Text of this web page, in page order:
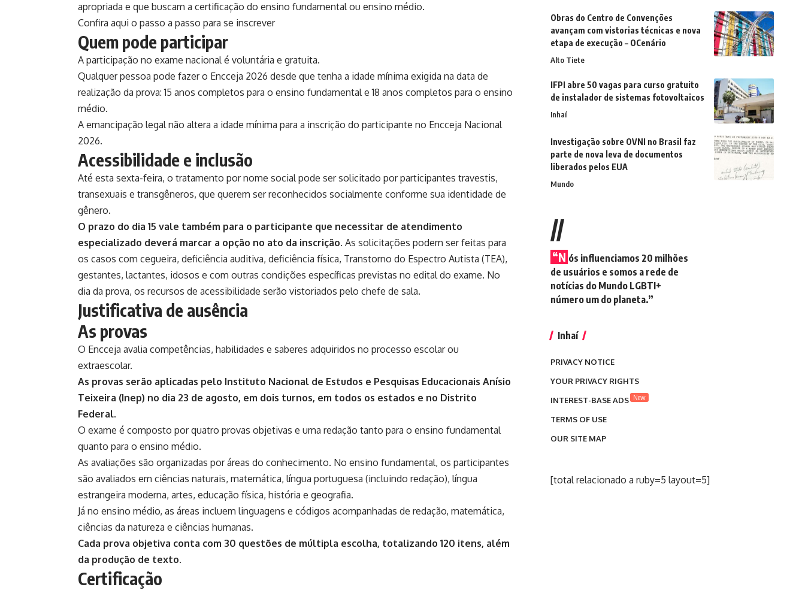
apropriada e que buscam a certificação do ensino fundamental ou ensino médio.
Confira aqui o passo a passo para se inscrever
Quem pode participar
A participação no exame nacional é voluntária e gratuita.
Qualquer pessoa pode fazer o Encceja 2026 desde que tenha a idade mínima exigida na data de
realização da prova: 15 anos completos para o ensino fundamental e 18 anos completos para o ensino
médio.
A emancipação legal não altera a idade mínima para a inscrição do participante no Encceja Nacional
2026.
Acessibilidade e inclusão
Até esta sexta-feira, o tratamento por nome social pode ser solicitado por participantes travestis,
transexuais e transgêneros, que querem ser reconhecidos socialmente conforme sua identidade de
gênero.
O prazo do dia 15 vale também para o participante que necessitar de atendimento
especializado deverá marcar a opção no ato da inscrição. As solicitações podem ser feitas para
os casos com cegueira, deficiência auditiva, deficiência física, Transtorno do Espectro Autista (TEA),
gestantes, lactantes, idosos e com outras condições específicas previstas no edital do exame. No
dia da prova, os recursos de acessibilidade serão vistoriados pelo chefe de sala.
Justificativa de ausência
As provas
O Encceja avalia competências, habilidades e saberes adquiridos no processo escolar ou
extraescolar.
As provas serão aplicadas pelo Instituto Nacional de Estudos e Pesquisas Educacionais Anísio
Teixeira (Inep) no dia 23 de agosto, em dois turnos, em todos os estados e no Distrito
Federal.
O exame é composto por quatro provas objetivas e uma redação tanto para o ensino fundamental
quanto para o ensino médio.
As avaliações são organizadas por áreas do conhecimento. No ensino fundamental, os participantes
são avaliados em ciências naturais, matemática, língua portuguesa (incluindo redação), língua
estrangeira moderna, artes, educação física, história e geografia.
Já no ensino médio, as áreas incluem linguagens e códigos acompanhadas de redação, matemática,
ciências da natureza e ciências humanas.
Cada prova objetiva conta com 30 questões de múltipla escolha, totalizando 120 itens, além
da produção de texto.
Certificação
Obras do Centro de Convenções
avançam com vistorias técnicas e nova
etapa de execução – OCenário
Alto Tiete
IFPI abre 50 vagas para curso gratuito
de instalador de sistemas fotovoltaicos
Inhaí
Investigação sobre OVNI no Brasil faz
parte de nova leva de documentos
liberados pelos EUA
Mundo
//
“N ós influenciamos 20 milhões
de usuários e somos a rede de
notícias do Mundo LGBTI+
número um do planeta.”
Inhaí
PRIVACY NOTICE
YOUR PRIVACY RIGHTS
INTEREST-BASE ADS New
TERMS OF USE
OUR SITE MAP
[total relacionado a ruby=5 layout=5]